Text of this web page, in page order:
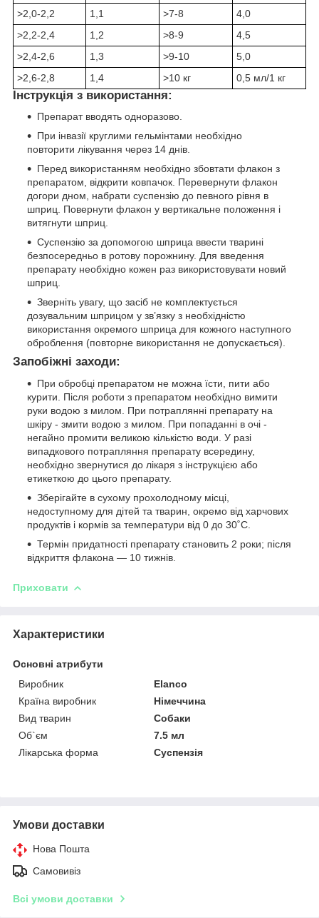
>2,0-2,2 1,1 >7-8
4,0
>2,2-2,4
1,2 >8-9
4,5
>2,4-2,6
1,3 >9-10
5,0
>2,6-2,8
1,4 >10 кг 0,5 мл/1 кг
Інструкція з використання:
Препарат вводять одноразово.
При інвазії круглими гельмінтами необхідно
повторити лікування через 14 днів.
Перед використанням необхідно збовтати флакон з
препаратом, відкрити ковпачок. Перевернути флакон
догори дном, набрати суспензію до певного рівня в
шприц. Повернути флакон у вертикальне положення і
витягнути шприц.
Суспензію за допомогою шприца ввести тварині
безпосередньо в ротову порожнину. Для введення
препарату необхідно кожен раз використовувати новий
шприц.
Зверніть увагу, що засіб не комплектується
дозувальним шприцом у зв’язку з необхідністю
використання окремого шприца для кожного наступного
оброблення (повторне використання не допускається).
Запобіжні заходи:
При обробці препаратом не можна їсти, пити або
курити. Після роботи з препаратом необхідно вимити
руки водою з милом. При потраплянні препарату на
шкіру - змити водою з милом. При попаданні в очі -
негайно промити великою кількістю води. У разі
випадкового потрапляння препарату всередину,
необхідно звернутися до лікаря з інструкцією або
етикеткою до цього препарату.
Зберігайте в сухому прохолодному місці,
недоступному для дітей та тварин, окремо від харчових
продуктів і кормів за температури від 0 до 30˚С.
Термін придатності препарату становить 2 роки; після
відкриття флакона — 10 тижнів.
Приховати
Характеристики
Основні атрибути
Виробник
Elanco
Країна виробник
Німеччина
Вид тварин
Собаки
Об`єм
7.5 мл
Лікарська форма
Суспензія
Умови доставки
Нова Пошта
Самовивіз
Всі умови доставки